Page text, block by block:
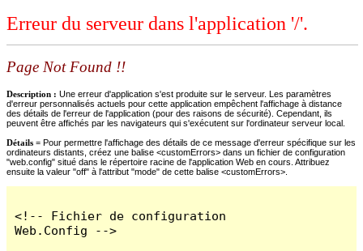
Erreur du serveur dans l'application '/'.
Page Not Found !!
Description : Une erreur d'application s'est produite sur le serveur. Les paramètres
d'erreur personnalisés actuels pour cette application empêchent l'affichage à distance
des détails de l'erreur de l'application (pour des raisons de sécurité). Cependant, ils
peuvent être affichés par les navigateurs qui s'exécutent sur l'ordinateur serveur local.
Détails = Pour permettre l'affichage des détails de ce message d'erreur spécifique sur les
ordinateurs distants, créez une balise <customErrors> dans un fichier de configuration
"web.config" situé dans le répertoire racine de l'application Web en cours. Attribuez
ensuite la valeur "off" à l'attribut "mode" de cette balise <customErrors>.
<!-- Fichier de configuration
Web.Config -->